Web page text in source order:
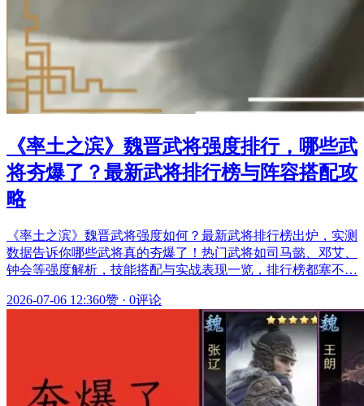
《率土之滨》魏晋武将强度排行，哪些武
将夯爆了？最新武将排行榜与阵容搭配攻
略
《率土之滨》魏晋武将强度如何？最新武将排行榜出炉，实测
数据告诉你哪些武将真的夯爆了！热门武将如司马懿、邓艾、
钟会等强度解析，技能搭配与实战表现一览，排行榜都塞不…
2026-07-06 12:360赞 · 0评论